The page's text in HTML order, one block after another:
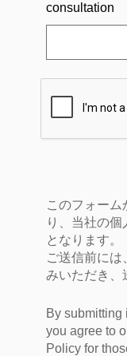
consultation
このフォーム
り、当社の個
となります。
ご送信前には
みいただき、
By submitting
you agree to
Policy for